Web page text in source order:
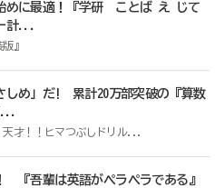
めに最適！『学研 ことば え じて
計...
』
しめ」だ! 累計20万部突破の『算数
...
天才！！ヒマつぶしドリル...
『吾輩は英語がペラペラである』